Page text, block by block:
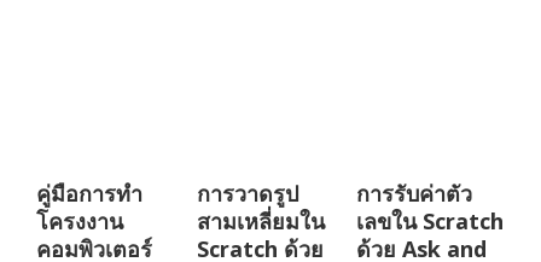
คู่มือการทำ
โครงงาน
คอมพิวเตอร์
การวาดรูป
สามเหลี่ยมใน
Scratch ด้วย
การรับค่าตัว
เลขใน Scratch
ด้วย Ask and